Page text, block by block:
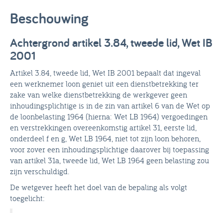
Beschouwing
Achtergrond artikel 3.84, tweede lid, Wet IB
2001
Artikel 3.84, tweede lid, Wet IB 2001 bepaalt dat ingeval
een werknemer loon geniet uit een dienstbetrekking ter
zake van welke dienstbetrekking de werkgever geen
inhoudingsplichtige is in de zin van artikel 6 van de Wet op
de loonbelasting 1964 (hierna: Wet LB 1964) vergoedingen
en verstrekkingen overeenkomstig artikel 31, eerste lid,
onderdeel f en g, Wet LB 1964, niet tot zijn loon behoren,
voor zover een inhoudingsplichtige daarover bij toepassing
van artikel 31a, tweede lid, Wet LB 1964 geen belasting zou
zijn verschuldigd.
De wetgever heeft het doel van de bepaling als volgt
toegelicht: